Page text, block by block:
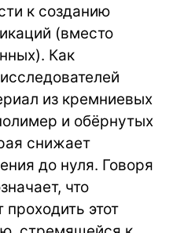
к созданию
(вместо
Как
из кремниевых
и обёрнутых
снижает
до нуля. Говоря
что
этот